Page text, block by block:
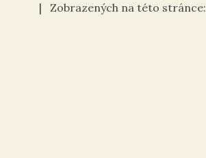
| Zobrazených na této stránce: